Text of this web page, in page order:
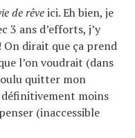
de rêveici. Eh bien, je
3 ans d’efforts, j’y
On dirait que ça prend
l’on voudrait (dans
quitter mon
définitivement moins
(inaccessible